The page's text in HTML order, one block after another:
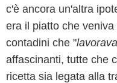
c'è ancora un'altra
era il piatto che
contadini che "
affascinanti, tutte che
ricetta sia legata alla